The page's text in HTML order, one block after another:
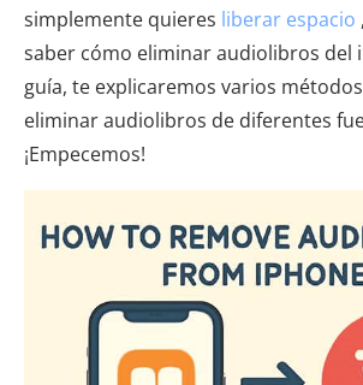
simplemente quieres liberar espacio
saber cómo eliminar audiolibros del
guía, te explicaremos varios
eliminar audiolibros de diferentes
¡Empecemos!